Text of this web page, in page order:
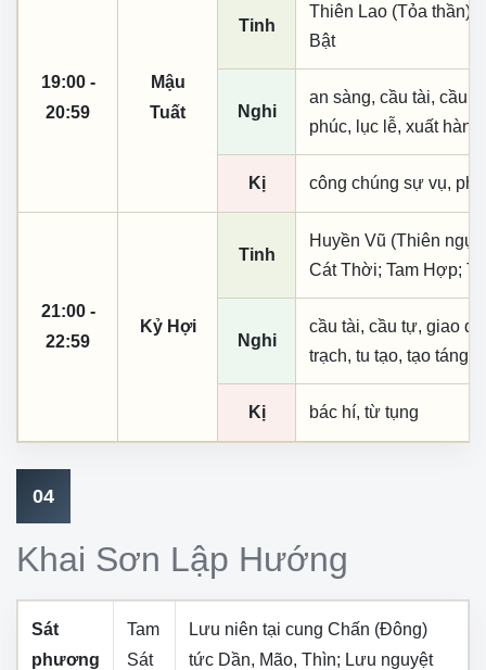
19:00 -
20:59
Mậu
Tuất
Tinh
Thiên Lao (Tỏa thần);
Bật
Nghi
an sàng, cầu tài, cầu
phúc, lục lễ, xuất
Kị công chúng sự vụ,
21:00 -
22:59
Kỷ Hợi
Tinh
Huyền Vũ (Thiên
Cát Thời; Tam Hợp;
Nghi
cầu tài, cầu tự, giao
trạch, tu tạo, tạo táng,
Kị bác hí, từ tụng
04
Khai Sơn Lập Hướng
Sát
phương
Tam
Sát
Lưu niên tại cung Chấn (Đông)
tức Dần, Mão, Thìn; Lưu nguyệt